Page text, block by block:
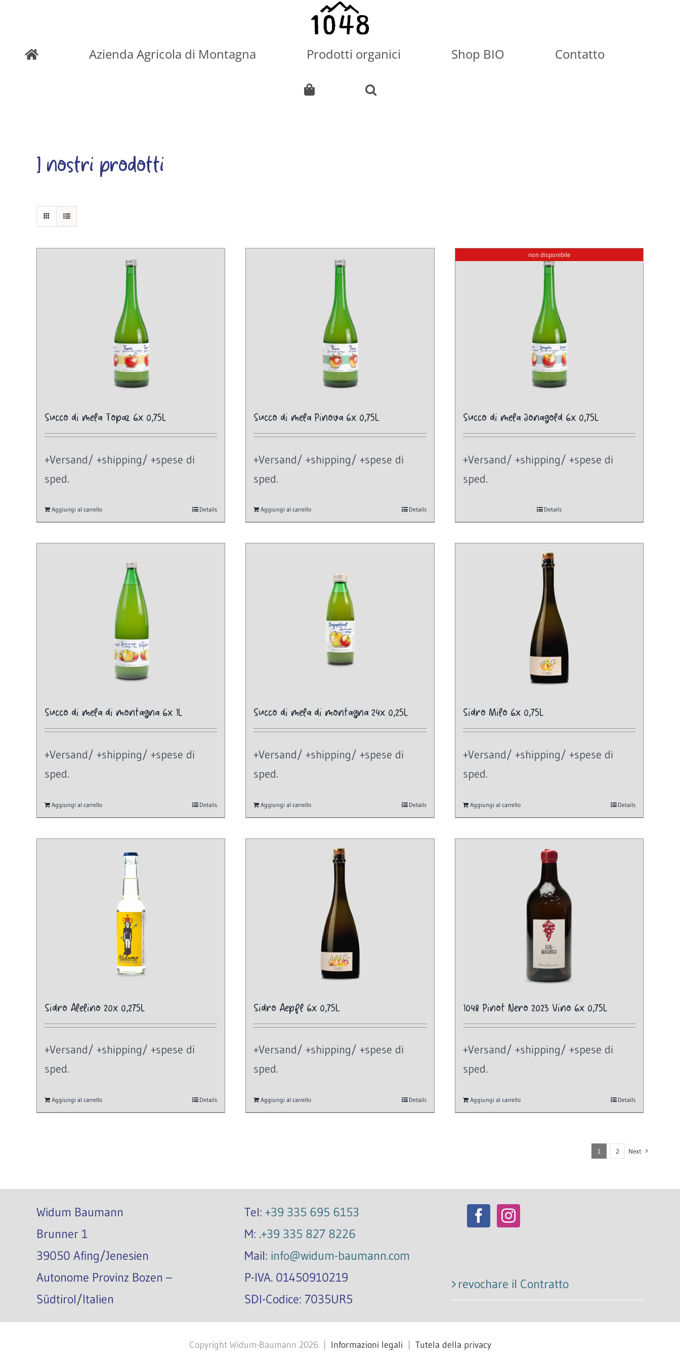
content
Azienda Agricola di Montagna Prodotti organici Shop BIO Contatto
I nostri prodotti
Succo di mela Topaz 6x 0,75L
+Versand/ +shipping/ +spese di
sped.
Aggiungi al carrello Details
Succo di mela Pinova 6x 0,75L
+Versand/ +shipping/ +spese di
sped.
Aggiungi al carrello Details
non disponibile
Succo di mela Jonagold 6x 0,75L
+Versand/ +shipping/ +spese di
sped.
Details
Succo di mela di montagna 6x 1L
+Versand/ +shipping/ +spese di
sped.
Aggiungi al carrello Details
Succo di mela di montagna 24x 0,25L
+Versand/ +shipping/ +spese di
sped.
Aggiungi al carrello Details
Sidro Milo 6x 0,75L
+Versand/ +shipping/ +spese di
sped.
Aggiungi al carrello Details
Sidro Alelino 20x 0,275L
+Versand/ +shipping/ +spese di
sped.
Aggiungi al carrello Details
Sidro Aepfl 6x 0,75L
+Versand/ +shipping/ +spese di
sped.
Aggiungi al carrello Details
1048 Pinot Nero 2023 Vino 6x 0,75L
+Versand/ +shipping/ +spese di
sped.
Aggiungi al carrello Details
1 2 Next
Widum Baumann
Brunner 1
39050 Afing/Jenesien
Autonome Provinz Bozen –
Südtirol/Italien
Tel: +39 335 695 6153
M: .+39 335 827 8226
Mail: info@widum-baumann.com
P-IVA. 01450910219
SDI-Codice: 7035UR5
revochare il Contratto
Copyright Widum-Baumann 2026 Informazioni legali Tutela della privacy